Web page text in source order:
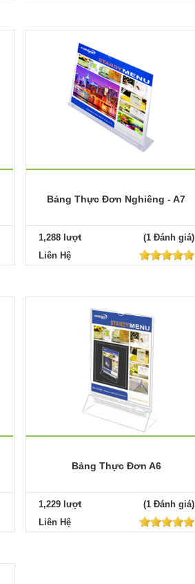
Bảng Thực Đơn Nghiêng - A7
1,288 lượt
(1 Đánh giá)
Liên Hệ
Bảng Thực Đơn A6
1,229 lượt
(1 Đánh giá)
Liên Hệ